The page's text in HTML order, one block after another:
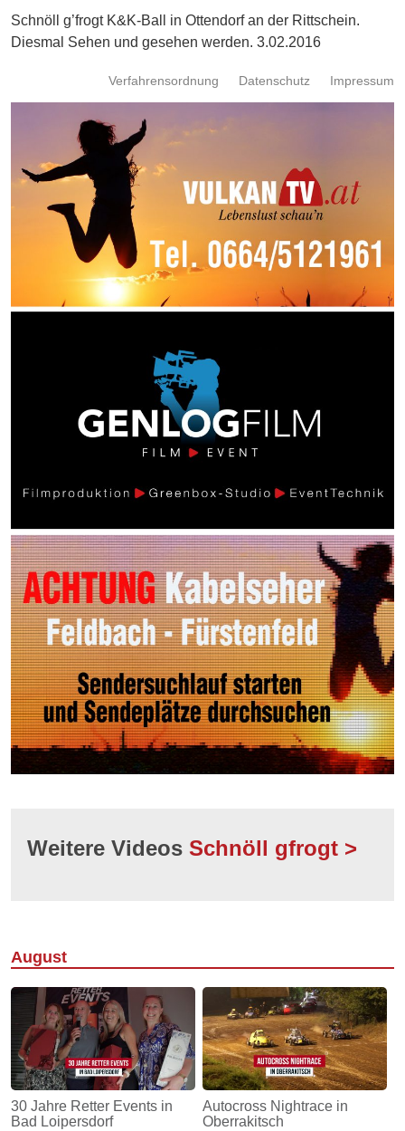
Energie
Schnöll
Podcast
Schnöll g’frogt K&K-Ball in Ottendorf an der Rittschein.
Diesmal Sehen und gesehen werden. 3.02.2016
Impressum
Datenschutz
Verfahrensordnung
Weitere Videos Schnöll gfrogt >
August
30 Jahre Retter Events in
Bad Loipersdorf
Autocross Nightrace in
Oberrakitsch